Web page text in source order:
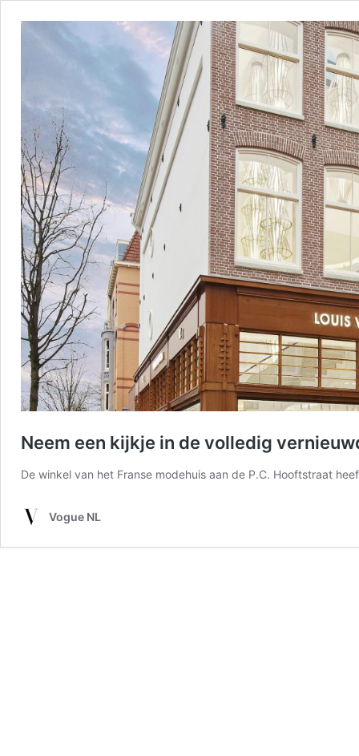
Neem een kijkje in de volledig
De winkel van het Franse modehuis aan de P.C. Hooftstraat
Vogue NL